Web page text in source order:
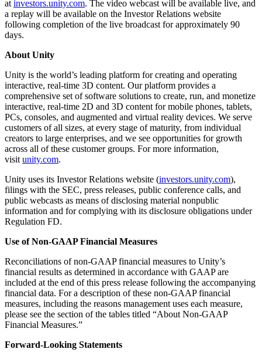
at investors.unity.com. The video webcast will be available live, and
a replay will be available on the Investor Relations website
following completion of the live broadcast for approximately 90
days.
About Unity
Unity is the world’s leading platform for creating and operating
interactive, real-time 3D content. Our platform provides a
comprehensive set of software solutions to create, run, and monetize
interactive, real-time 2D and 3D content for mobile phones, tablets,
PCs, consoles, and augmented and virtual reality devices. We serve
customers of all sizes, at every stage of maturity, from individual
creators to large enterprises, and we see opportunities for growth
across all of these customer groups. For more information,
visit unity.com.
Unity uses its Investor Relations website (investors.unity.com),
filings with the SEC, press releases, public conference calls, and
public webcasts as means of disclosing material nonpublic
information and for complying with its disclosure obligations under
Regulation FD.
Use of Non-GAAP Financial Measures
Reconciliations of non-GAAP financial measures to Unity’s
financial results as determined in accordance with GAAP are
included at the end of this press release following the accompanying
financial data. For a description of these non-GAAP financial
measures, including the reasons management uses each measure,
please see the section of the tables titled “About Non-GAAP
Financial Measures.”
Forward-Looking Statements